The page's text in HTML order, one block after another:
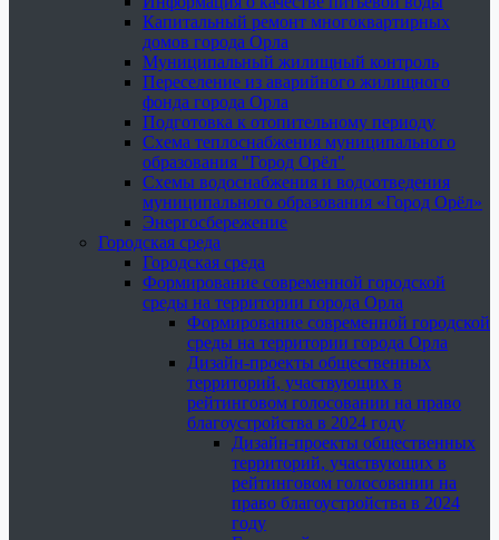
Капитальный ремонт многоквартирных
домов города Орла
Муниципальный жилищный контроль
Переселение из аварийного жилищного
фонда города Орла
Подготовка к отопительному периоду
Схема теплоснабжения муниципального
образования "Город Орёл"
Схемы водоснабжения и водоотведения
муниципального образования «Город Орёл»
Энергосбережение
Городская среда
Городская среда
Формирование современной городской
среды на территории города Орла
Формирование современной городской
среды на территории города Орла
Дизайн-проекты общественных
территорий, участвующих в
рейтинговом голосовании на право
благоустройства в 2024 году
Дизайн-проекты общественных
территорий, участвующих в
рейтинговом голосовании на
право благоустройства в 2024
году